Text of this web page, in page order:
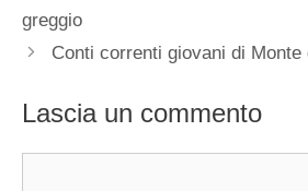
greggio
Conti correnti giovani di
Lascia un commento